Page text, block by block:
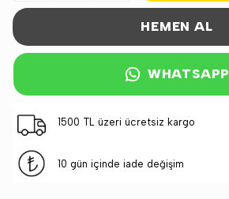
HEMEN AL
WHATSAPP
1500 TL üzeri ücretsiz kargo
10 gün içinde iade değişim